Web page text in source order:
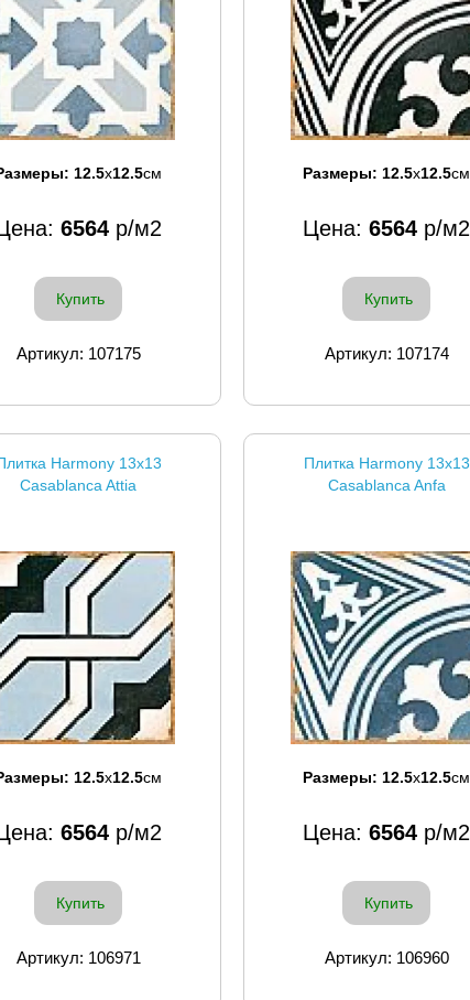
12.5x12.5см
6564 р/м2
Купить
Артикул: 107175
Размеры: 12.5x12.5см
Цена: 6564 р/м2
Купить
Артикул: 107174
Harmony 13x13
Casablanca Attia
12.5x12.5см
6564 р/м2
Купить
Артикул: 106971
Плитка Harmony 13x13
Casablanca Anfa
Размеры: 12.5x12.5см
Цена: 6564 р/м2
Купить
Артикул: 106960